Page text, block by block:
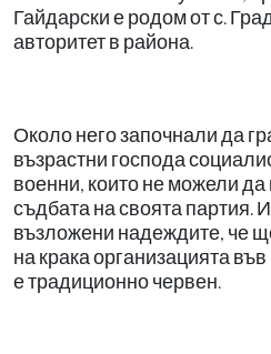
Гайдарски е родом от с.
авторитет в района.
Около него започнали да
възрастни господа
военни, които не можели
съдбата на своята партия.
възложени надеждите, че
на крака организацията
е традиционно червен.